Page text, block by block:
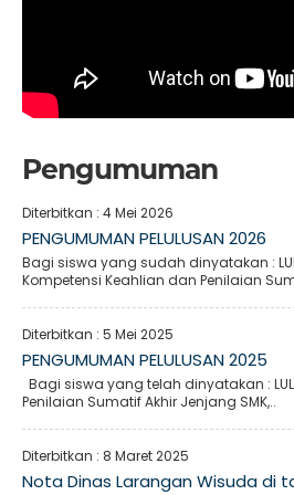
Pengumuman
Diterbitkan : 4 Mei 2026
PENGUMUMAN PELULUSAN 2026
Bagi siswa yang sudah dinyatakan :
Kompetensi Keahlian dan Penilaian
Diterbitkan : 5 Mei 2025
PENGUMUMAN PELULUSAN 2025
Bagi siswa yang telah dinyatakan :
Penilaian Sumatif Akhir Jenjang SMK,..
Diterbitkan : 8 Maret 2025
Nota Dinas Larangan Wisuda di